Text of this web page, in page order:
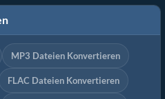
MP3 Dateien Konvertieren
FLAC Dateien Konvertieren